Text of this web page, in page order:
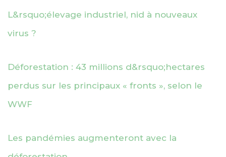
L&rsquo;élevage industriel, nid à nouveaux
virus ?
Déforestation : 43 millions d&rsquo;hectares
perdus sur les principaux « fronts », selon le
WWF
Les pandémies augmenteront avec la